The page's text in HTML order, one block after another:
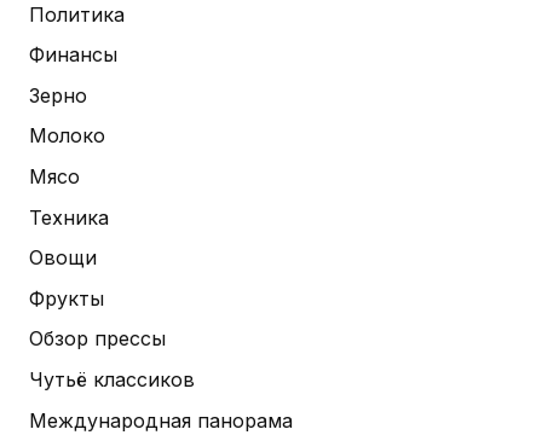
Политика
Финансы
Зерно
Молоко
Мясо
Техника
Овощи
Фрукты
Обзор прессы
Чутьё классиков
Международная панорама